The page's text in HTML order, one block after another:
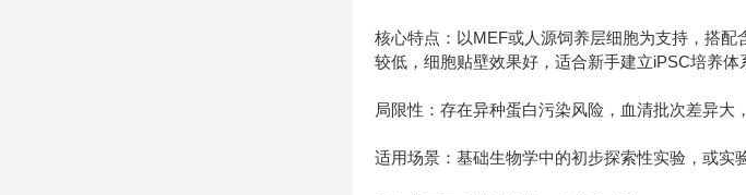
核心特点：以MEF或人源饲养层细胞为支持，搭
较低，细胞贴壁效果好，适合新手建立iPSC培养体
局限性：存在异种蛋白污染风险，血清批次差异大
适用场景：基础生物学中的初步探索性实验，或实